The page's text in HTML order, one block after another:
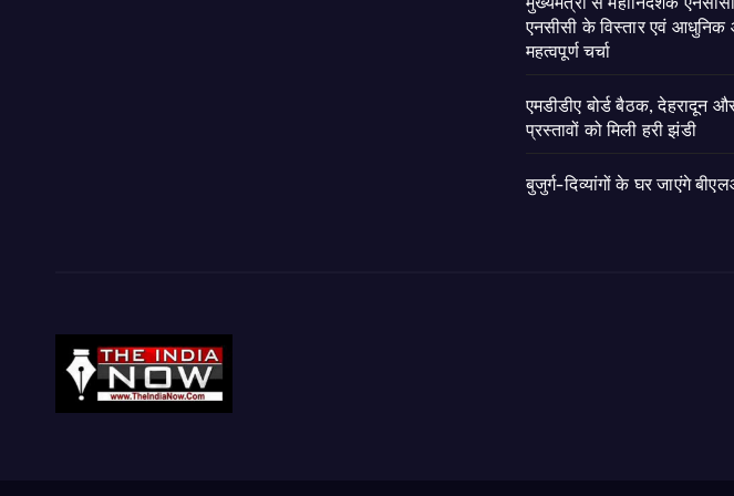
मुख्यमंत्री से महानिदेशक
एनसीसी के विस्तार एवं
महत्वपूर्ण चर्चा
एमडीडीए बोर्ड बैठक, देहरादून
प्रस्तावों को मिली हरी झंडी
बुजुर्ग-दिव्यांगों के घर जाएंगे